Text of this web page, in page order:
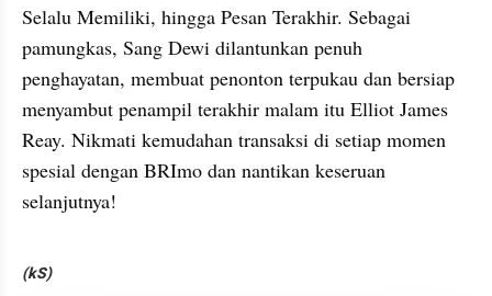
Selalu Memiliki, hingga Pesan Terakhir. Sebagai
pamungkas, Sang Dewi dilantunkan penuh
penghayatan, membuat penonton terpukau dan bersiap
menyambut penampil terakhir malam itu Elliot James
Reay. Nikmati kemudahan transaksi di setiap momen
spesial dengan BRImo dan nantikan keseruan
selanjutnya!
(kS)